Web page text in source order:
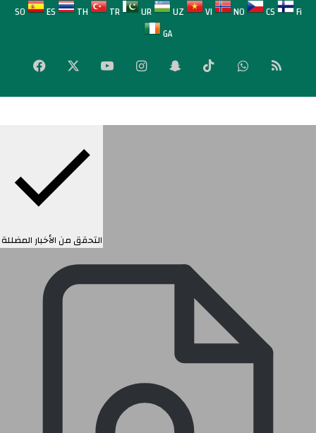
SO
ES TH TR UR UZ VI NO CS
Fi
GA
فيسبوك ‫YouTubeانستقرامسناب
تشات
‫TikTokواتساب
RSS
التحقق من الأخبار المضللة